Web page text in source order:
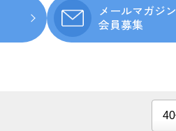
メールマガジン
会員募集